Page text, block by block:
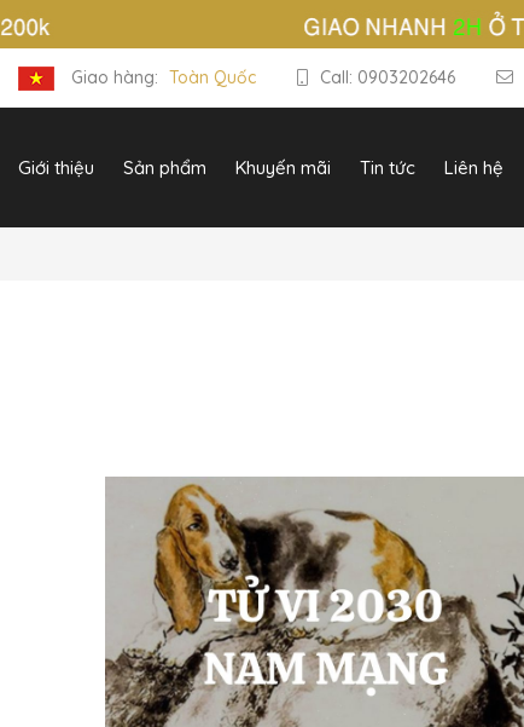
Giao hàng: Toàn Quốc Call: 0903202646
Giới thiệu Sản phẩm Khuyến mãi Tin tức Liên hệ